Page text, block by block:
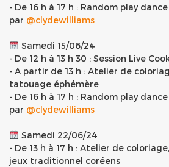
- De 16 h à 17 h : Random play dance
par @clydewilliams
​ Samedi 15/06/24
- De 12 h à 13 h 30 : Session Live
- A partir de 13 h : Atelier de
tatouage éphémère
- De 16 h à 17 h : Random play dance
par @clydewilliams
​ Samedi 22/06/24
- De 13 h à 17 h : Atelier de
jeux traditionnel coréens